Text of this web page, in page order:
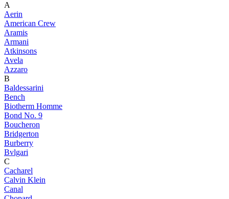
A
Aerin
American Crew
Aramis
Armani
Atkinsons
Avela
Azzaro
B
Baldessarini
Bench
Biotherm Homme
Bond No. 9
Boucheron
Bridgerton
Burberry
Bvlgari
C
Cacharel
Calvin Klein
Canal